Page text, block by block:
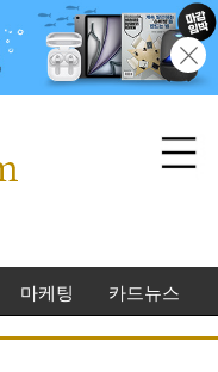
마케팅 카드뉴스